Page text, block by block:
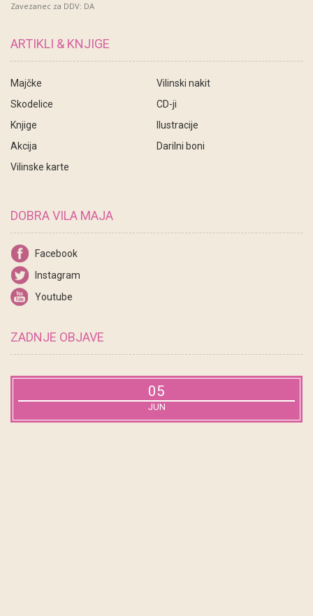
Zavezanec za DDV: DA
ARTIKLI & KNJIGE
Majčke
Skodelice
Knjige
Akcija
Vilinske karte
Vilinski nakit
CD-ji
Ilustracije
Darilni boni
DOBRA VILA MAJA
Facebook
Instagram
Youtube
ZADNJE OBJAVE
05
JUN